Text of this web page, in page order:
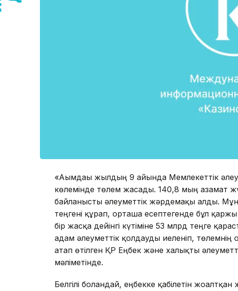
«Ағымдағы жылдың 9 айында Мемлекеттік
көлемінде төлем жасады. 140,8 мың азамат
байланысты әлеуметтік жәрдемақы алды.
теңгені құрап, орташа есептегенде бұл
бір жасқа дейінгі күтіміне 53 млрд теңге
адам әлеуметтік қолдауды иеленіп,
атап өтілген ҚР Еңбек және халықты
мәліметінде.
Белгілі болғандай, еңбекке қабілетін